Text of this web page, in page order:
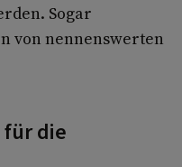
Sogar
von nennenswerten
die